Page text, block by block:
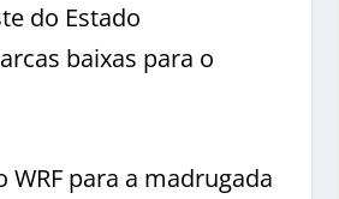
do Estado
baixas para o
para a madrugada